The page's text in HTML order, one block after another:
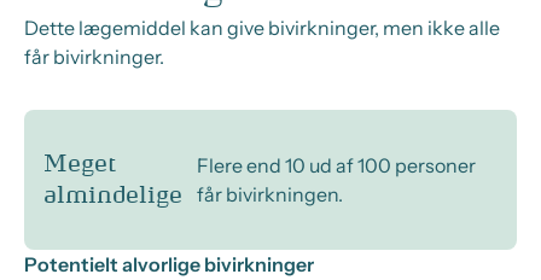
Dette lægemiddel kan give bivirkninger, men ikke alle
får bivirkninger.
Meget
almindelige
Flere end 10 ud af 100 personer
får bivirkningen.
Potentielt alvorlige bivirkninger